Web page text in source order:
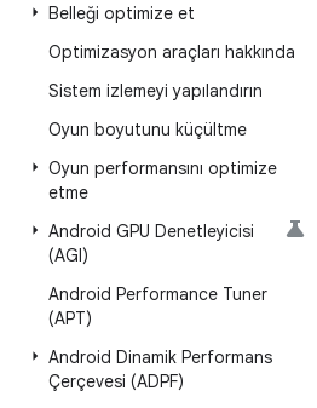
Belleği optimize et
Optimizasyon araçları hakkında
Sistem izlemeyi yapılandırın
Oyun boyutunu küçültme
Oyun performansını optimize
etme
Android GPU Denetleyicisi
(AGI)
Android Performance Tuner
(APT)
Android Dinamik Performans
Çerçevesi (ADPF)